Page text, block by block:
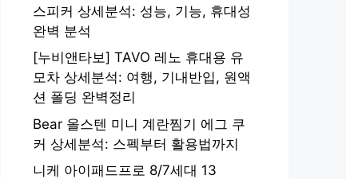
스피커 상세분석: 성능, 기능, 휴대성
완벽 분석
[누비앤타보] TAVO 레노 휴대용 유
모차 상세분석: 여행, 기내반입, 원액
션 폴딩 완벽정리
Bear 올스텐 미니 계란찜기 에그 쿠
커 상세분석: 스펙부터 활용법까지
니케 아이패드프로 8/7세대 13